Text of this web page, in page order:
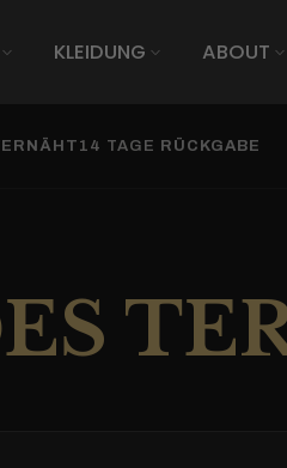
KLEIDUNG ABOUT
14 TAGE RÜCKGABE